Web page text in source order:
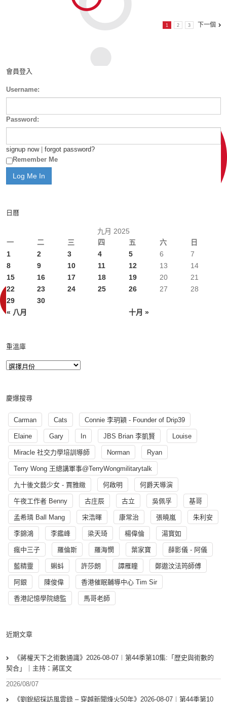
1 2 3 下一個
會員登入
Username:
Password:
signup now| forgot password?
Remember Me
日曆
九月 2025
一
二 三 四 五 六 日
« 八月 十月 »
1 2 3 4 5 6
7
8
9 10 11 12 13
14
15
16 17 18 19 20
21
22
23 24 25 26 27
28
29
30
重溫庫
慶爆搜尋
Carman Cats Connie 李玥穎 - Founder of Drip39
Elaine Gary In JBS Brian 李凱賢 Louise
Miracle 社交力學培訓導師 Norman Ryan
Terry Wong 王總講軍事@TerryWongmilitarytalk
九十後文藝少女 - 賈雅緻 何啟明 何爵天導演
午夜工作者 Benny 古庄辰 古立 吳佩孚 基哥
孟希璘 Ball Mang 宋浩暉 康常治 張曉嵐 朱利安
李錦鴻 李鑑峰 梁天琦 楊偉倫 湯寳如
瘋中三子 羅倫斯 羅海憫 葉家寶 薛影儀 - 阿儀
藍精靈 蝌蚪 許莎朗 譚雁瞳 鄭遨汶法筠師傅
阿銀 陳俊偉 香港催眠輔導中心 Tim Sir
香港記憶學院總監 馬哥老師
近期文章
《蔣權天下之術數通識》2026-08-07︱第44季第10集:「歴史與術數的
契合」｜主持：蔣匡文
2026/08/07
《劉銳紹採訪風雲錄 – 穿越新聞烽火50年》2026-08-07︱第44季第10